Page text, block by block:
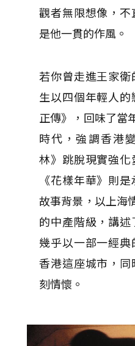
觀者無限想像，不
是他一貫的作風。
若你曾走進王家
生以四個年輕人
正傳》，回味了當
時代，強調香港
林》跳脫現實強
《花樣年華》則
故事背景，以上海
的中產階級，講
幾乎以一部一經
香港這座城市，
刻情懷。